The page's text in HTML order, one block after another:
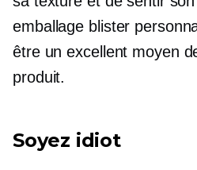
emballage blister
être un excellent moyen
produit.
Soyez idiot